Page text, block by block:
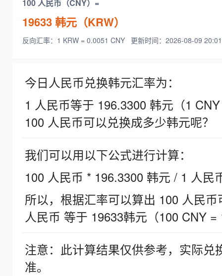
100 人民币（CNY）=
19633韩元（KRW）
反向汇率：1 KRW = 0.0051 CNY 更新时间：2026-08-09
今日人民币兑换韩元汇率为：
1 人民币等于 196.3300 韩元（1
100 人民币可以兑换成多少韩元呢？
我们可以用以下公式进行计算：
100 人民币 * 196.3300 韩元 / 1 人民
所以，根据汇率可以算出 100 人民
人民币 等于 19633韩元（100 CNY =
注意：此计算结果仅供参考，实际
准。